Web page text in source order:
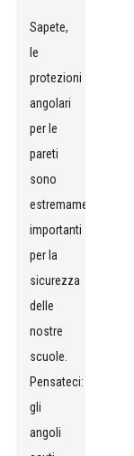
Sapete,
le
protezioni
angolari
per le
pareti
sono
estremamente
importanti
per la
sicurezza
delle
nostre
scuole.
Pensateci:
gli
angoli